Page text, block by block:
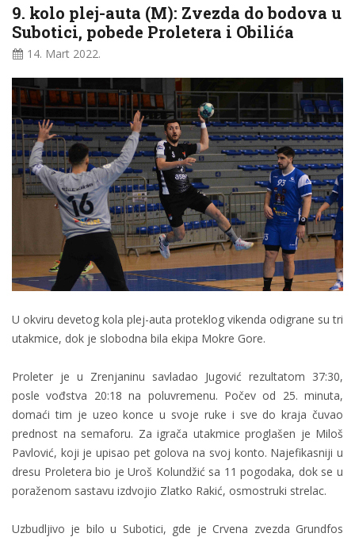
9. kolo plej-auta (M): Zvezda do bodova u
Subotici, pobede Proletera i Obilića
14. Mart 2022.
U okviru devetog kola plej-auta proteklog vikenda odigrane su tri
utakmice, dok je slobodna bila ekipa Mokre Gore.
Proleter je u Zrenjaninu savladao Jugović rezultatom 37:30,
posle vođstva 20:18 na poluvremenu. Počev od 25. minuta,
domaći tim je uzeo konce u svoje ruke i sve do kraja čuvao
prednost na semaforu. Za igrača utakmice proglašen je Miloš
Pavlović, koji je upisao pet golova na svoj konto. Najefikasniji u
dresu Proletera bio je Uroš Kolundžić sa 11 pogodaka, dok se u
poraženom sastavu izdvojio Zlatko Rakić, osmostruki strelac.
Uzbudljivo je bilo u Subotici, gde je Crvena zvezda Grundfos